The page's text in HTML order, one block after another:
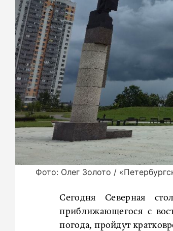
Фото: Олег Золото /
Сегодня Северная
приближающегося с
погода, пройдут